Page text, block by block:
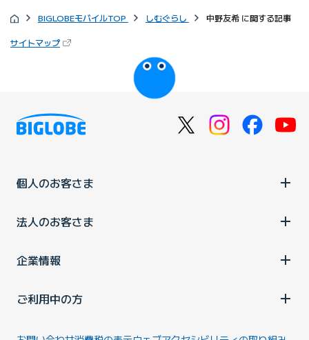
BIGLOBEモバイルTOP しむぐらし 中野友希 に関する記事
サイトマップ
個人のお客さま
法人のお客さま
企業情報
ご利用中の方